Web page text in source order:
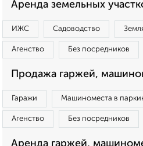
Аренда земельных
ИЖС Садоводство
Агенство Без посредников
Продажа гаржей,
Гаражи Машиноместа в
Агенство Без посредников
Аренда гаржей,